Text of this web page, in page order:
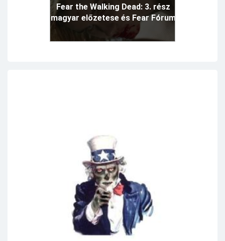
Fear the Walking Dead: 3. rész
magyar előzetese és Fear Fórum